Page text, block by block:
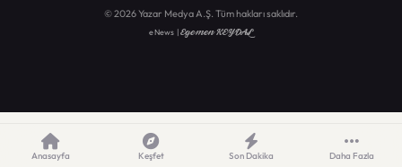
© 2026 Yazar Medya A.Ş. Tüm hakları saklıdır.
eNews |Egemen KEYDAL
Anasayfa Keşfet Son Dakika Daha Fazla